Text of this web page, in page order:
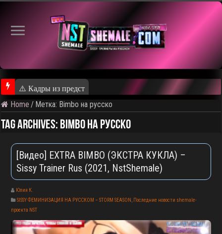
⚠️ Кадры из предстоящего ролика
Home / Метка: Bimbo на русско
Tag Archives: Bimbo на русско
[Видео] EXTRA BIMBO (ЭКСТРА КУКЛА) –
Sissy Trainer Rus (2021, NstShemale)
Юлия К.
SISSY ФЕМИНИЗАЦИЯ НА РУССКОМ – STORM SEASON
Последние новости shemale-
проекта NST